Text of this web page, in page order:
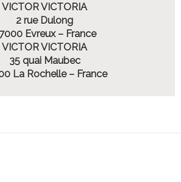
VICTOR VICTORIA
2 rue Dulong
Evreux – France
VICTOR VICTORIA
35 quai Maubec
La Rochelle – France